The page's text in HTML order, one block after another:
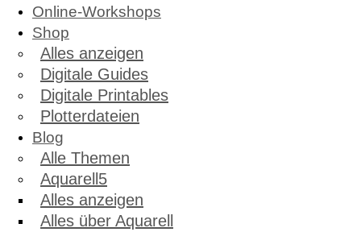
Online-Workshops
Shop
Alles anzeigen
Digitale Guides
Digitale Printables
Plotterdateien
Blog
Alle Themen
Aquarell
Alles anzeigen
Alles über Aquarell